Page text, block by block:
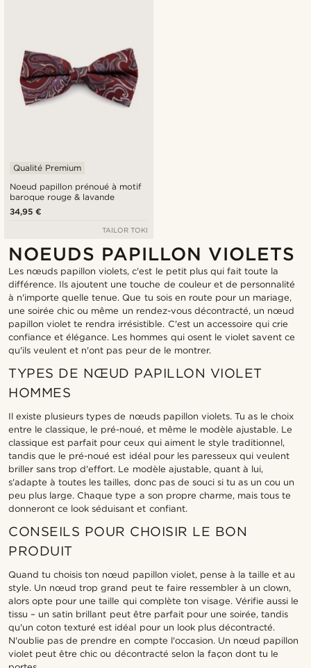
Noeud papillon prénoué à motif
baroque rouge & lavande
Qualité Premium
34,95 €
TAILOR TOKI
NOEUDS PAPILLON VIOLETS
Les nœuds papillon violets, c'est le petit plus qui fait toute la
différence. Ils ajoutent une touche de couleur et de personnalité
à n'importe quelle tenue. Que tu sois en route pour un mariage,
une soirée chic ou même un rendez-vous décontracté, un nœud
papillon violet te rendra irrésistible. C'est un accessoire qui crie
confiance et élégance. Les hommes qui osent le violet savent ce
qu'ils veulent et n'ont pas peur de le montrer.
TYPES DE NŒUD PAPILLON VIOLET
HOMMES
Il existe plusieurs types de nœuds papillon violets. Tu as le choix
entre le classique, le pré-noué, et même le modèle ajustable. Le
classique est parfait pour ceux qui aiment le style traditionnel,
tandis que le pré-noué est idéal pour les paresseux qui veulent
briller sans trop d'effort. Le modèle ajustable, quant à lui,
s'adapte à toutes les tailles, donc pas de souci si tu as un cou un
peu plus large. Chaque type a son propre charme, mais tous te
donneront ce look séduisant et confiant.
CONSEILS POUR CHOISIR LE BON
PRODUIT
Quand tu choisis ton nœud papillon violet, pense à la taille et au
style. Un nœud trop grand peut te faire ressembler à un clown,
alors opte pour une taille qui complète ton visage. Vérifie aussi le
tissu – un satin brillant peut être parfait pour une soirée, tandis
qu'un coton texturé est idéal pour un look plus décontracté.
N'oublie pas de prendre en compte l'occasion. Un nœud papillon
violet peut être chic ou décontracté selon la façon dont tu le